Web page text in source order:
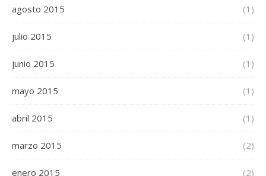
agosto 2015 (1)
julio 2015 (1)
junio 2015 (1)
mayo 2015 (1)
abril 2015 (1)
marzo 2015 (2)
enero 2015 (2)